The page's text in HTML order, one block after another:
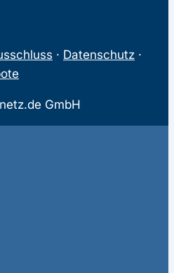
· Datenschutz ·
GmbH